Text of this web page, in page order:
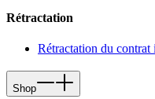
Rétractation
Rétractation du contrat
Shop